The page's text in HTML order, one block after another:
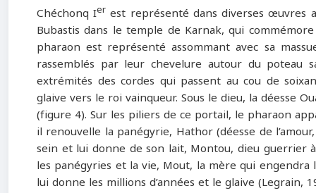
Chéchonq Ier est représenté dans diverses œuvres
Bubastis dans le temple de Karnak, qui
pharaon est représenté assommant avec sa
rassemblés par leur chevelure autour du poteau
extrémités des cordes qui passent au cou de
glaive vers le roi vainqueur. Sous le dieu, la déesse
(figure 4). Sur les piliers de ce portail, le pharaon
il renouvelle la panégyrie, Hathor (déesse de
sein et lui donne de son lait, Montou, dieu guerrier
les panégyries et la vie, Mout, la mère qui engendra
lui donne les millions d’années et le glaive (Legrain,